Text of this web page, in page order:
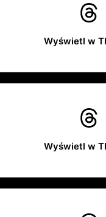
Wyświetl w
Wyświetl w